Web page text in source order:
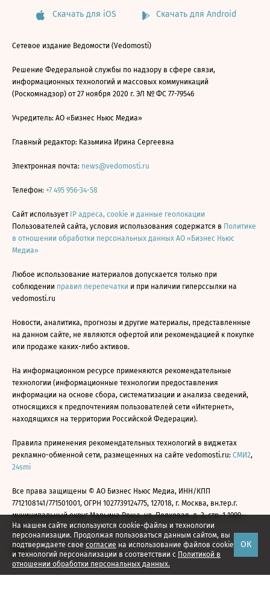
На нашем сайте используются cookie-файлы и технологии
персонализации. Продолжая пользоваться данным сайтом, вы
подтверждаете свое согласие на использование файлов cookie
и технологий персонализации в соответствии с Политикой в
отношении обработки персональных данных.
ОК
Скачать для iOS Скачать для Android
Сетевое издание Ведомости (Vedomosti)
Решение Федеральной службы по надзору в сфере связи,
информационных технологий и массовых коммуникаций
(Роскомнадзор) от 27 ноября 2020 г. ЭЛ № ФС 77-79546
Учредитель: АО «Бизнес Ньюс Медиа»
Главный редактор: Казьмина Ирина Сергеевна
Электронная почта: news@vedomosti.ru
Телефон: +7 495 956-34-58
Сайт использует IP адреса, cookie и данные геолокации
Пользователей сайта, условия использования содержатся в Политике
в отношении обработки персональных данных АО «Бизнес Ньюс
Медиа»
Любое использование материалов допускается только при
соблюдении правил перепечатки и при наличии гиперссылки на
vedomosti.ru
Новости, аналитика, прогнозы и другие материалы, представленные
на данном сайте, не являются офертой или рекомендацией к покупке
или продаже каких-либо активов.
На информационном ресурсе применяются рекомендательные
технологии (информационные технологии предоставления
информации на основе сбора, систематизации и анализа сведений,
относящихся к предпочтениям пользователей сети «Интернет»,
находящихся на территории Российской Федерации).
Правила применения рекомендательных технологий в виджетах
рекламно-обменной сети, размещенных на сайте vedomosti.ru: СМИ2,
24smi
Все права защищены © АО Бизнес Ньюс Медиа, ИНН/КПП
7712108141/771501001, ОГРН 1027739124775, 127018, г. Москва, вн.тер.г.
муниципальный округ Марьина Роща, ул. Полковая, д. 3, стр. 1 1999—
2026